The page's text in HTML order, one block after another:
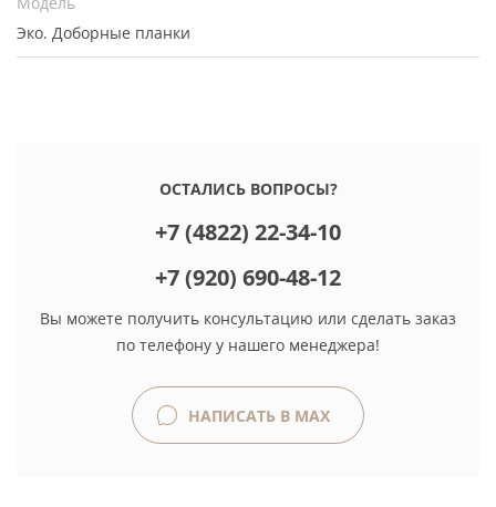
Эко. Доборные планки
ОСТАЛИСЬ ВОПРОСЫ?
+7 (4822) 22-34-10
+7 (920) 690-48-12
Вы можете получить консультацию или сделать заказ
по телефону у нашего менеджера!
НАПИСАТЬ В MAX